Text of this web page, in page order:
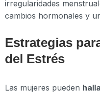
irregularidades
cambios hormonales y
Estrategias
del Estrés
Las mujeres pueden